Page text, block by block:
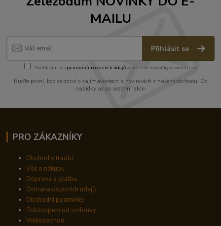
MAILU
Přihlásit se
Souhlasím se zpracováním osobních údajůza účelem rozesílky newsletteru.
Buďte první, kdo se dozví o zajímavostech a novinkách z našeho obchodu. Od
nabídky až po sezónní akce.
PRO ZÁKAZNÍKY
Obchod s tradicí
Vše o nákupu
Doprava a platba
Ochrana osobních údajů
Obchodní podmínky
Odstoupení od smlouvy
Velkoobchod